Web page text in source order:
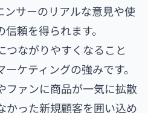
ンサーのリアルな意見や使
頼を得られます。
つながりやすくなること
ケティングの強みです。
ファンに商品が一気に拡散
かった新規顧客を囲い込め